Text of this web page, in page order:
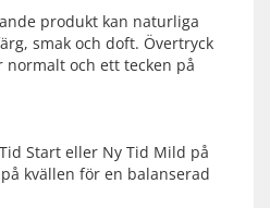
produkt kan naturliga
smak och doft. Övertryck
och ett tecken på
Start eller Ny Tid Mild på
kvällen för en balanserad